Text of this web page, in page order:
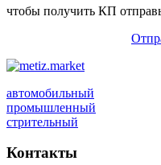
чтобы получить КП
автомобильный
промышленный
стрительный
Контакты